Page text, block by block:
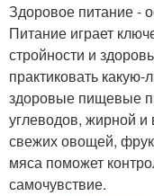
Здоровое питание -
Питание играет
стройности и
практиковать
здоровые пищевые
углеводов, жирной
свежих овощей,
мяса поможет
самочувствие.